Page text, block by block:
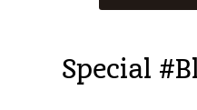
Special